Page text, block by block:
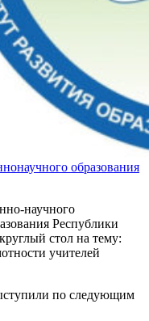
образования
научного
Республики
стол на тему:
учителей
по следующим